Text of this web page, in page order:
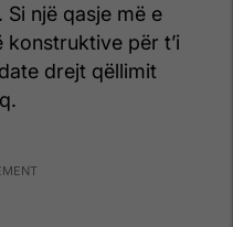
një qasje më e
për t’i
drejt qëllimit